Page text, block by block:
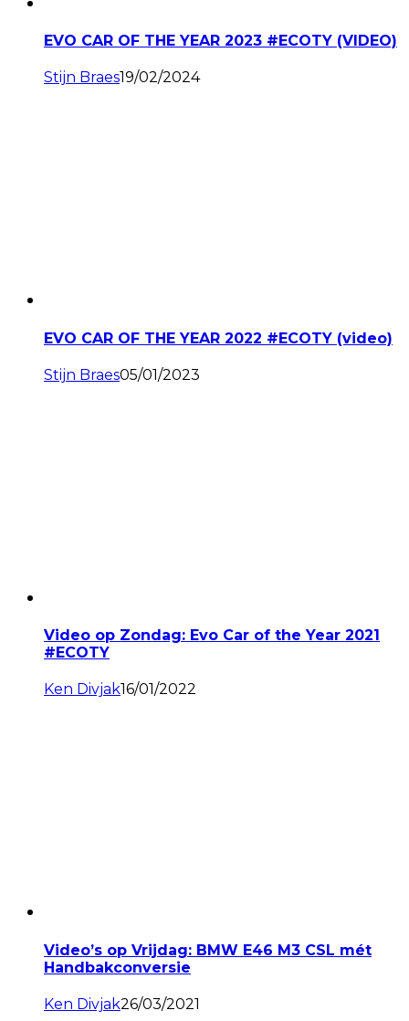
EVO CAR OF THE YEAR 2023 #ECOTY (VIDEO)
Stijn Braes19/02/2024
EVO CAR OF THE YEAR 2022 #ECOTY (video)
Stijn Braes05/01/2023
Video op Zondag: Evo Car of the Year 2021
#ECOTY
Ken Divjak16/01/2022
Video’s op Vrijdag: BMW E46 M3 CSL mét
Handbakconversie
Ken Divjak26/03/2021